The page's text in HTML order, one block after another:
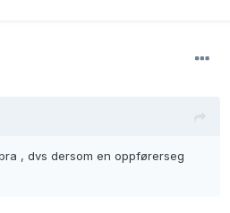
, dvs dersom en oppførerseg